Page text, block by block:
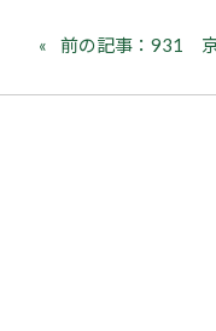
前の記事：931